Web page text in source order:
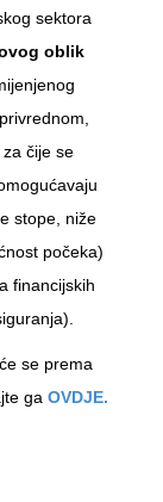
sektora
oblik
čije se
stope, niže
počeka)
financijskih
se prema
ga OVDJE.